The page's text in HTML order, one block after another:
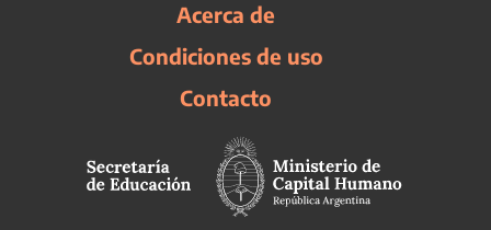
Acerca de
Condiciones de uso
Contacto